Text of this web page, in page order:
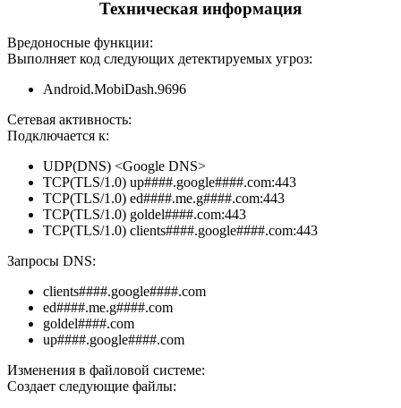
Техническая информация
Вредоносные функции:
Выполняет код следующих детектируемых угроз:
Android.MobiDash.9696
Сетевая активность:
Подключается к:
UDP(DNS) <Google DNS>
TCP(TLS/1.0) up####.google####.com:443
TCP(TLS/1.0) ed####.me.g####.com:443
TCP(TLS/1.0) goldel####.com:443
TCP(TLS/1.0) clients####.google####.com:443
Запросы DNS:
clients####.google####.com
ed####.me.g####.com
goldel####.com
up####.google####.com
Изменения в файловой системе:
Создает следующие файлы: